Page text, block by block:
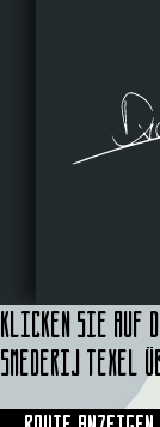
Klicken Sie auf
Smederij Texel